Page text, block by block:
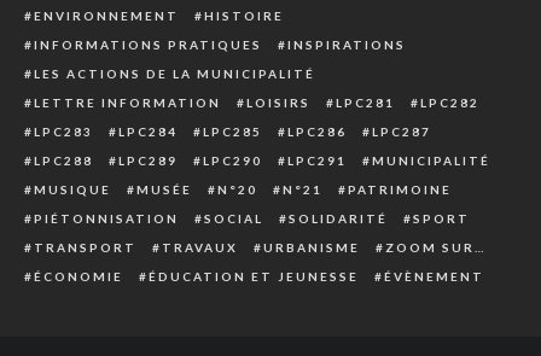
ENVIRONNEMENT
HISTOIRE
INFORMATIONS PRATIQUES
INSPIRATIONS
LES ACTIONS DE LA MUNICIPALITÉ
LETTRE INFORMATION
LOISIRS LPC281
LPC282
LPC283
LPC284 LPC285 LPC286
LPC287
LPC288
LPC289 LPC290 LPC291
MUNICIPALITÉ
MUSIQUE
MUSÉE N°20 N°21
PATRIMOINE
PIÉTONNISATION
SOCIAL SOLIDARITÉ
SPORT
TRANSPORT
TRAVAUX URBANISME
ZOOM SUR…
ÉCONOMIE
ÉDUCATION ET JEUNESSE ÉVÈNEMENT